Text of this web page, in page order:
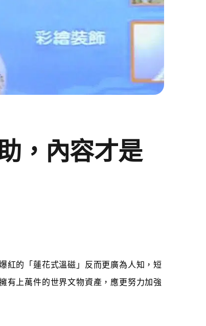
，內容才是
紅的「蓮花式溫磁」反而更廣為人知，短
有上萬件的世界文物資產，應更努力加強